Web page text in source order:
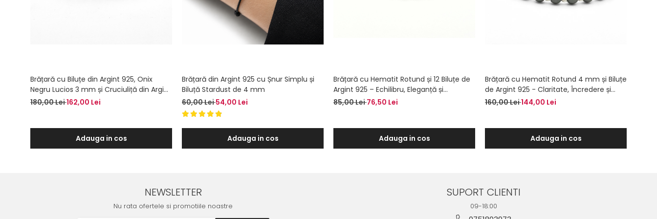
Brățară cu Biluțe din Argint 925, Onix
Negru Lucios 3 mm și Cruciuliță din Argint
– Forță Interioară și Protecție
180,00 Lei162,00 Lei
Adauga in cos
Brățară din Argint 925 cu Șnur Simplu și
Biluță Stardust de 4 mm
60,00 Lei54,00 Lei
Adauga in cos
Brățară cu Hematit Rotund și 12 Biluțe de
Argint 925 – Echilibru, Eleganță și
Protecție
85,00 Lei76,50 Lei
Adauga in cos
Brățară cu Hematit Rotund 4 mm și Biluțe
de Argint 925 - Claritate, Încredere și
Echilibru Emoțional
160,00 Lei144,00 Lei
Adauga in cos
NEWSLETTER
Nu rata ofertele si promotiile noastre
SUPORT CLIENTI
09-18:00